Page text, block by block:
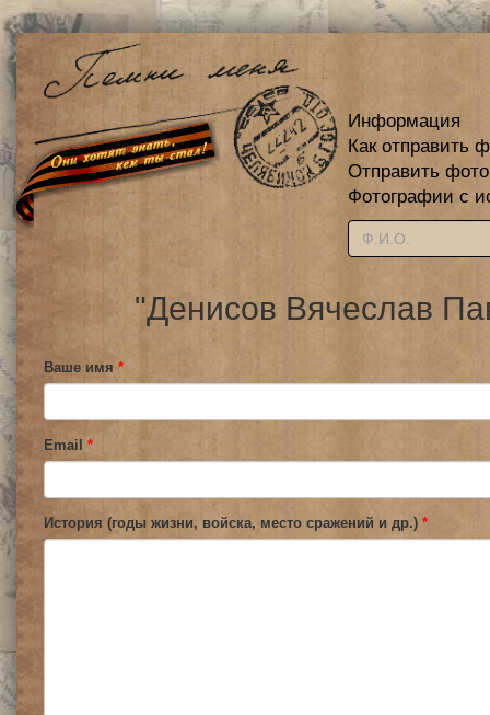
Информация
Как отправить
Отправить
Фотографии с
"Денисов Вячеслав
Ваше имя *
Email *
История (годы жизни, войска, место сражений и др.) *